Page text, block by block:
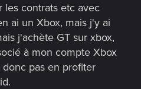
les contrats etc avec
ai un Xbox, mais j'y ai
j'achète GT sur xbox,
à mon compte Xbox
pas en profiter